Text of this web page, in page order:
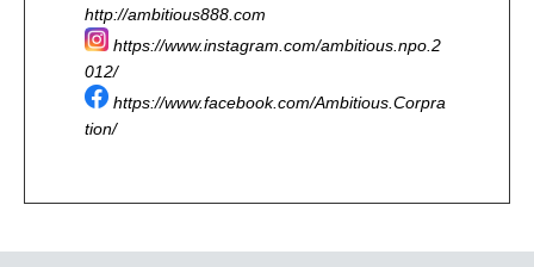
http://ambitious888.com
https://www.instagram.com/ambitious.npo.2
012/
https://www.facebook.com/Ambitious.Corpra
tion/